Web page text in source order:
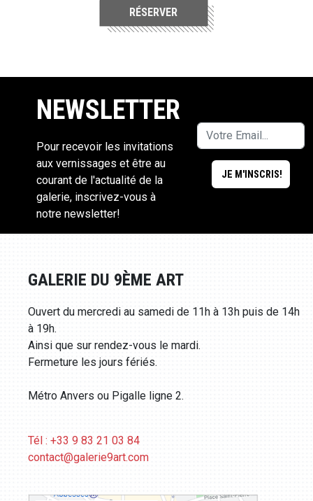
RÉSERVER
NEWSLETTER
Pour recevoir les invitations
aux vernissages et être au
courant de l'actualité de la
galerie, inscrivez-vous à
notre newsletter!
GALERIE DU 9ÈME ART
Ouvert du mercredi au samedi de 11h à 13h puis de 14h
à 19h.
Ainsi que sur rendez-vous le mardi.
Fermeture les jours fériés.
Métro Anvers ou Pigalle ligne 2.
Tél : +33 9 83 21 03 84
contact@galerie9art.com